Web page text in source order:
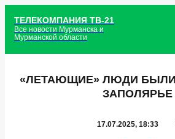
ТЕЛЕКОМПАНИЯ ТВ-21
Все новости Мурманска и
Мурманской области
«ЛЕТАЮЩИЕ» ЛЮДИ
ЗАПОЛЯРЬЕ
17.07.2025, 18:33